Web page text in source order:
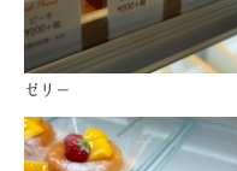
ゼリー